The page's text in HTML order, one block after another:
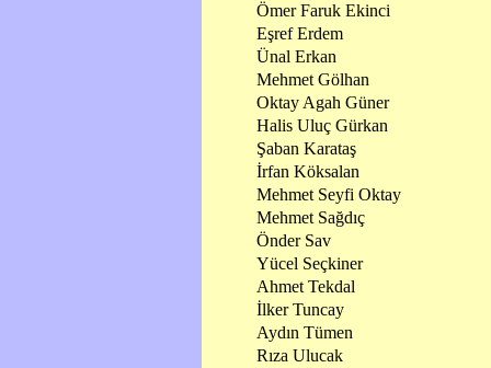
Ömer Faruk Ekinci
Eşref Erdem
Ünal Erkan
Mehmet Gölhan
Oktay Agah Güner
Halis Uluç Gürkan
Şaban Karataş
İrfan Köksalan
Mehmet Seyfi Oktay
Mehmet Sağdıç
Önder Sav
Yücel Seçkiner
Ahmet Tekdal
İlker Tuncay
Aydın Tümen
Rıza Ulucak